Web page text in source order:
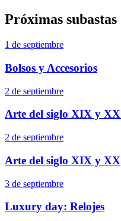
Próximas subastas
1 de septiembre
Bolsos y Accesorios
2 de septiembre
Arte del siglo XIX y
2 de septiembre
Arte del siglo XIX y XX
3 de septiembre
Luxury day: Relojes